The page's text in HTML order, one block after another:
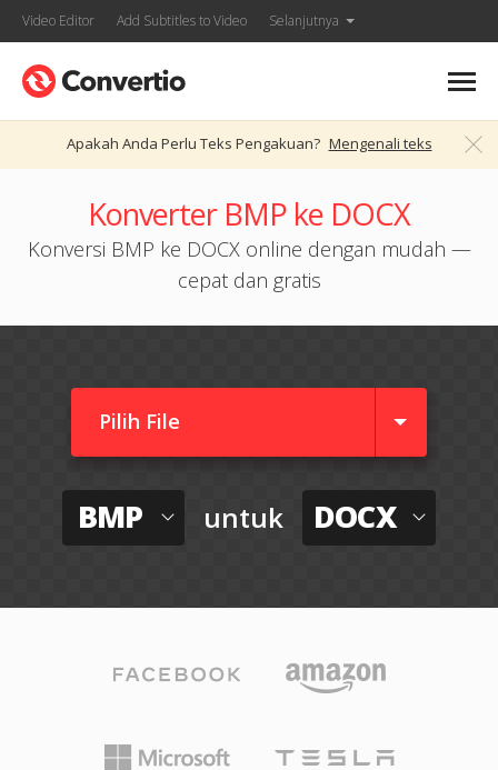
Video Editor Add Subtitles to Video Selanjutnya
Apakah Anda Perlu Teks Pengakuan? Mengenali teks
Konverter BMP ke DOCX
Konversi BMP ke DOCX online dengan mudah —
cepat dan gratis
Pilih File
BMP untuk DOCX